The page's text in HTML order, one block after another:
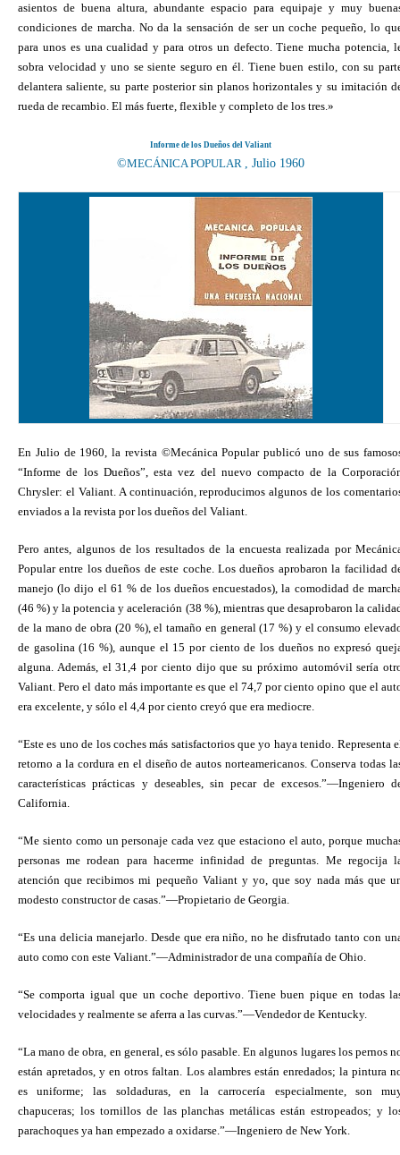
asientos de buena altura, abundante espacio para equipaje y muy
condiciones de marcha. No da la sensación de ser un coche pequeño, lo
para unos es una cualidad y para otros un defecto. Tiene mucha potencia,
sobra velocidad y uno se siente seguro en él. Tiene buen estilo, con su
delantera saliente, su parte posterior sin planos horizontales y su imitación
rueda de recambio. El más fuerte, flexible y completo de los tres.»
Informe de los Dueños del Valiant
©MECÁNICA POPULAR , Julio 1960
En Julio de 1960, la revista ©Mecánica Popular publicó uno de sus
“Informe de los Dueños”, esta vez del nuevo compacto de la
Chrysler: el Valiant. A continuación, reproducimos algunos de los
enviados a la revista por los dueños del Valiant.
Pero antes, algunos de los resultados de la encuesta realizada por
Popular entre los dueños de este coche. Los dueños aprobaron la facilidad
manejo (lo dijo el 61 % de los dueños encuestados), la comodidad de
(46 %) y la potencia y aceleración (38 %), mientras que desaprobaron la
de la mano de obra (20 %), el tamaño en general (17 %) y el consumo
de gasolina (16 %), aunque el 15 por ciento de los dueños no expresó
alguna. Además, el 31,4 por ciento dijo que su próximo automóvil sería
Valiant. Pero el dato más importante es que el 74,7 por ciento opino que el
era excelente, y sólo el 4,4 por ciento creyó que era mediocre.
“Este es uno de los coches más satisfactorios que yo haya tenido. Representa
retorno a la cordura en el diseño de autos norteamericanos. Conserva todas
características prácticas y deseables, sin pecar de excesos.”—Ingeniero
California.
“Me siento como un personaje cada vez que estaciono el auto, porque
personas me rodean para hacerme infinidad de preguntas. Me regocija
atención que recibimos mi pequeño Valiant y yo, que soy nada más que
modesto constructor de casas.”—Propietario de Georgia.
“Es una delicia manejarlo. Desde que era niño, no he disfrutado tanto con
auto como con este Valiant.”—Administrador de una compañía de Ohio.
“Se comporta igual que un coche deportivo. Tiene buen pique en todas
velocidades y realmente se aferra a las curvas.”—Vendedor de Kentucky.
“La mano de obra, en general, es sólo pasable. En algunos lugares los pernos
están apretados, y en otros faltan. Los alambres están enredados; la pintura
es uniforme; las soldaduras, en la carrocería especialmente, son
chapuceras; los tornillos de las planchas metálicas están estropeados; y
parachoques ya han empezado a oxidarse.”—Ingeniero de New York.